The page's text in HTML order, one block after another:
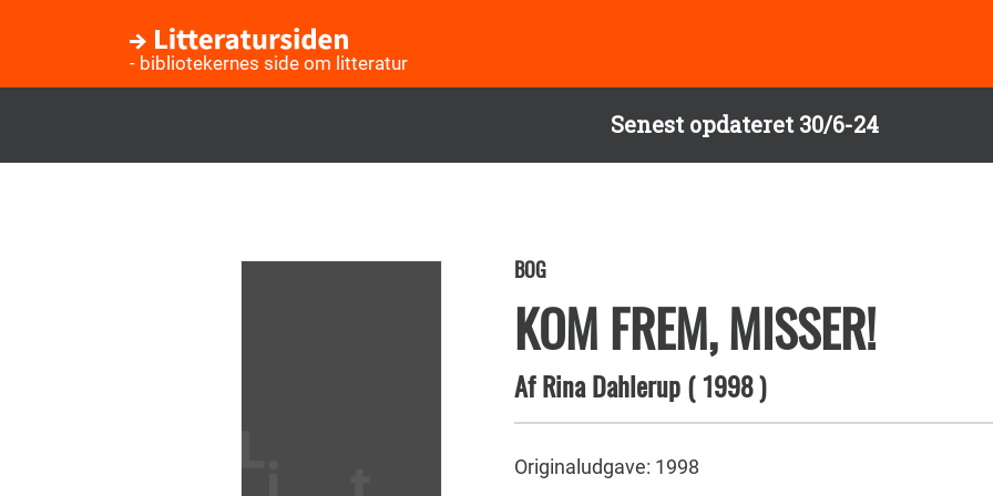
Senest opdateret 30/6-24
- bibliotekernes side om litteratur
BOG
KOM FREM, MISSER!
AfRina Dahlerup(1998)
Originaludgave: 1998